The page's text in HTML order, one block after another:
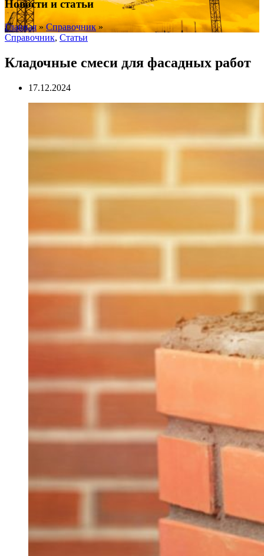
Новости и статьи
Главная»Справочник»
Справочник, Статьи
Кладочные смеси для фасадных работ
17.12.2024